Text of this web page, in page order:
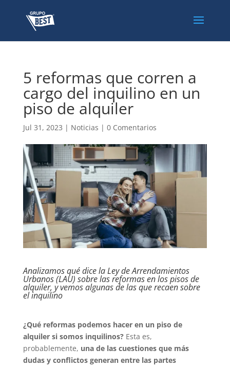
5 reformas que corren a
cargo del inquilino en un
piso de alquiler
Jul 31, 2023 | Noticias | 0 Comentarios
Analizamos qué dice la Ley de Arrendamientos
Urbanos (LAU) sobre las reformas en los pisos de
alquiler, y vemos algunas de las que recaen sobre
el inquilino
¿Qué reformas podemos hacer en un piso de
alquiler si somos inquilinos? Esta es,
probablemente, una de las cuestiones que más
dudas y conflictos generan entre las partes